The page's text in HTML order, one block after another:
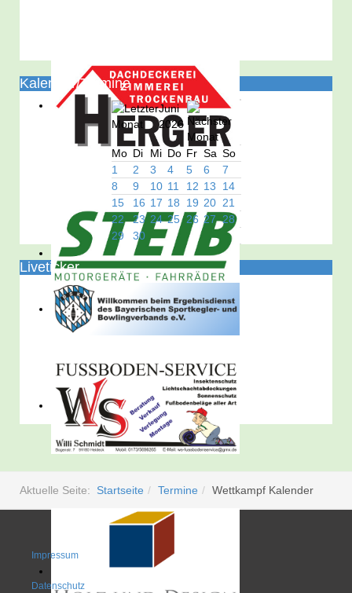
Kalender/Termine
Juni
2026
Mo Di Mi Do Fr Sa So
1
2 3 4 5 6
7
8
9 10 11 12 13
14
15
16 17 18 19 20 21
22
23 24 25 26 27 28
29
30
Liveticker
Aktuelle Seite: Startseite Termine Wettkampf Kalender
Impressum
Datenschutz